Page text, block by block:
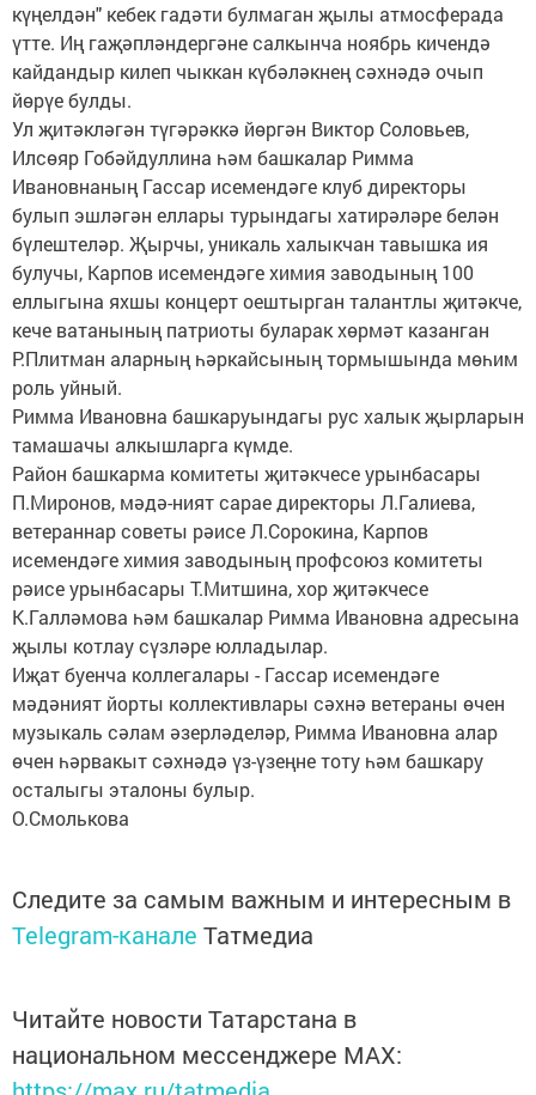
күңелдән" кебек гадәти булмаган җылы атмосферада
үтте. Иң гаҗәпләндергәне салкынча ноябрь кичендә
кайдандыр килеп чыккан күбәләкнең сәхнәдә очып
йөрүе булды.
Ул җитәкләгән түгәрәккә йөргән Виктор Соловьев,
Илсөяр Гобәйдуллина һәм башкалар Римма
Ивановнаның Гассар исемендәге клуб директоры
булып эшләгән еллары турындагы хатирәләре белән
бүлештеләр. Җырчы, уникаль халыкчан тавышка ия
булучы, Карпов исемендәге химия заводының 100
еллыгына яхшы концерт оештырган талантлы җитәкче,
кече ватанының патриоты буларак хөрмәт казанган
Р.Плитман аларның һәркайсының тормышында мөһим
роль уйный.
Римма Ивановна башкаруындагы рус халык җырларын
тамашачы алкышларга күмде.
Район башкарма комитеты җитәкчесе урынбасары
П.Миронов, мәдә-ният сарае директоры Л.Галиева,
ветераннар советы рәисе Л.Сорокина, Карпов
исемендәге химия заводының профсоюз комитеты
рәисе урынбасары Т.Митшина, хор җитәкчесе
К.Галләмова һәм башкалар Римма Ивановна адресына
җылы котлау сүзләре юлладылар.
Иҗат буенча коллегалары - Гассар исемендәге
мәдәният йорты коллективлары сәхнә ветераны өчен
музыкаль сәлам әзерләделәр, Римма Ивановна алар
өчен һәрвакыт сәхнәдә үз-үзеңне тоту һәм башкару
осталыгы эталоны булыр.
О.Смолькова
Следите за самым важным и интересным в
Telegram-канале Татмедиа
Читайте новости Татарстана в
национальном мессенджере MАХ: